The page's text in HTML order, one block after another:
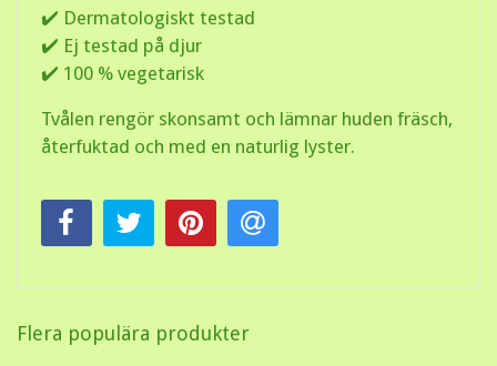
✔️ Dermatologiskt testad
✔️ Ej testad på djur
✔️ 100 % vegetarisk
Tvålen rengör skonsamt och lämnar huden fräsch,
återfuktad och med en naturlig lyster.
Flera populära produkter